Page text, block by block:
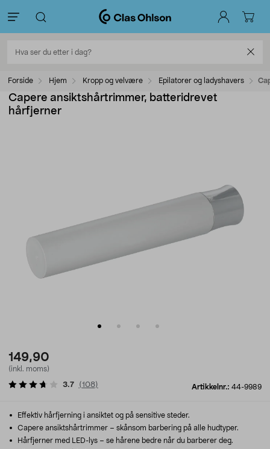
Forside Hjem Kropp og velvære Epilatorer og ladyshavers
Capere ansiktshårtrimmer, batteridrevet
hårfjerner
149,90
(inkl. moms)
Artikkelnr.: 44-9989
3.7 (108)
Effektiv hårfjerning i ansiktet og på sensitive steder.
Capere ansiktshårtrimmer – skånsom barbering på alle hudtyper.
Hårfjerner med LED-lys – se hårene bedre når du barberer deg.